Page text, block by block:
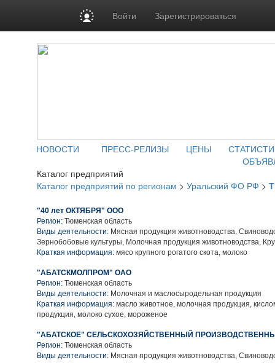
Войти Зарегистрироваться
НОВОСТИ ПРЕСС-РЕЛИЗЫ ЦЕНЫ
Каталог предприятий
Каталог предприятий по регионам > Уральский ФО РФ >
"40 лет ОКТЯБРЯ" ООО
Регион: Тюменская область
Виды деятельности: Мясная продукция животноводства,
Зернобобовые культуры, Молочная продукция животноводства,
Краткая информация: мясо крупного рогатого скота, молоко
"АБАТСКМОЛПРОМ" ОАО
Регион: Тюменская область
Виды деятельности: Молочная и маслосыродельная продукция
Краткая информация: масло животное, молочная продукция,
продукция, молоко сухое, мороженое
"АБАТСКОЕ" СЕЛЬСКОХОЗЯЙСТВЕННЫЙ
Регион: Тюменская область
Виды деятельности: Мясная продукция животноводства,